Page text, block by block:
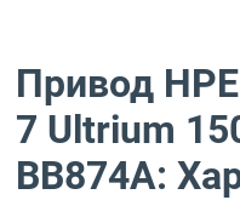
Привод
7 Ultrium
BB874A: